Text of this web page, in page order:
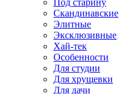
Под старину
Скандинавские
Элитные
Эксклюзивные
Хай-тек
Особенности
Для студии
Для хрущевки
Для дачи